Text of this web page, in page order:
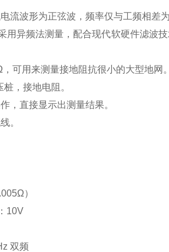
流波形为正弦波，频率仅与工频相差
用异频法测量，配合现代软硬件滤波
可用来测量接地阻抗很小的大型地网
，接地电阻。
，直接显示出测量结果。
。
）
10V
双频